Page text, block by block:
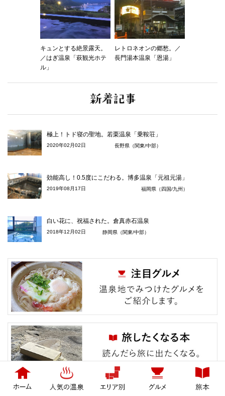
キュンとする絶景露天。
／はぎ温泉「萩観光ホテ
ル」
レトロネオンの郷愁。／
長門湯本温泉「恩湯」
極上！トド寝の聖地。若栗温泉「乗鞍荘」
2020年02月02日 長野県（関東/中部）
効能高し！0.5度にこだわる。博多温泉「元祖元湯」
2019年08月17日 福岡県（四国/九州）
白い花に、祝福された。倉真赤石温泉
2018年12月02日 静岡県（関東/中部）